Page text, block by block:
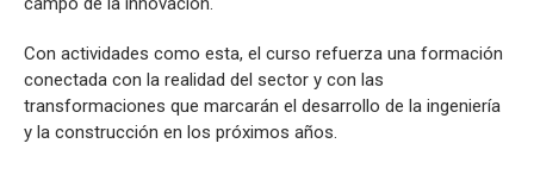
Con actividades como esta, el curso refuerza una formación
conectada con la realidad del sector y con las
transformaciones que marcarán el desarrollo de la ingeniería
y la construcción en los próximos años.